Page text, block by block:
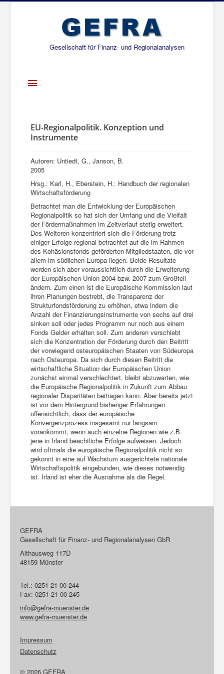
Gesellschaft für Finanz- und Regionalanalysen
Toggle
Über uns
Projekte
Publikationen
Netzwerk
EU-Regionalpolitik. Konzeption und
Instrumente
Autoren: Untiedt, G., Janson, B.
2005
Hrsg.: Karl, H., Eberstein, H.: Handbuch der regionalen
Wirtschaftsförderung
Betrachtet man die Entwicklung der Europäischen
Regionalpolitik so hat sich der Umfang und die Vielfalt
der Fördermaßnahmen im Zeitverlauf stetig erweitert.
Des Weiteren konzentriert sich die Förderung trotz
einiger Erfolge regional betrachtet auf die im Rahmen
des Kohäsionsfonds geförderten Mitgliedstaaten, die vor
allem im südlichen Europa liegen. Beide Resultate
werden sich aber voraussichtlich durch die Erweiterung
der Europäischen Union 2004 bzw. 2007 zum Großteil
ändern. Zum einen ist die Europäische Kommission laut
ihren Planungen bestrebt, die Transparenz der
Strukturfondsförderung zu erhöhen, etwa indem die
Anzahl der Finanzierungsinstrumente von sechs auf drei
sinken soll oder jedes Programm nur noch aus einem
Fonds Gelder erhalten soll. Zum anderen verschiebt
sich die Konzentration der Förderung durch den Beitritt
der vorwiegend osteuropäischen Staaten von Südeuropa
nach Osteuropa. Da sich durch diesen Beitritt die
wirtschaftliche Situation der Europäischen Union
zunächst einmal verschlechtert, bleibt abzuwarten, wie
die Europäische Regionalpolitik in Zukunft zum Abbau
regionaler Disparitäten beitragen kann. Aber bereits jetzt
ist vor dem Hintergrund bisheriger Erfahrungen
offensichtlich, dass der europäische
Konvergenzprozess insgesamt nur langsam
vorankommt, wenn auch einzelne Regionen wie z.B.
jene in Irland beachtliche Erfolge aufweisen. Jedoch
wird oftmals die europäische Regionalpolitik nicht so
gekonnt in eine auf Wachstum ausgerichtete nationale
Wirtschaftspolitik eingebunden, wie dieses notwendig
ist. Irland ist eher die Ausnahme als die Regel.
GEFRA
Gesellschaft für Finanz- und Regionalanalysen GbR
Althausweg 117D
48159 Münster
Tel.: 0251-21 00 244
Fax: 0251-21 00 245
info@gefra-muenster.de
www.gefra-muenster.de
Impressum
Datenschutz
© 2026 GEFRA